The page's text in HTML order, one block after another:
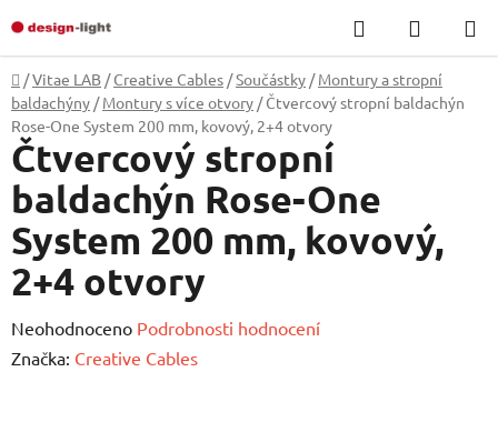
na
obsah
Hledat
KOŠÍK
Domů
/Vitae LAB / Creative Cables /Součástky / Montury a stropní
baldachýny / Montury s více otvory / Čtvercový stropní baldachýn
Rose-One System 200 mm, kovový, 2+4 otvory
Čtvercový stropní
baldachýn Rose-One
System 200 mm, kovový,
2+4 otvory
Průměrné
hodnocení
Neohodnoceno Podrobnosti hodnocení
Značka: Creative Cables